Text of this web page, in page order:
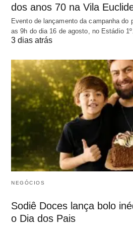
dos anos 70 na Vila
Evento de lançamento da campanha do
as 9h do dia 16 de agosto, no Estádio
3 dias atrás
NEGÓCIOS
Sodiê Doces lança bolo
o Dia dos Pais